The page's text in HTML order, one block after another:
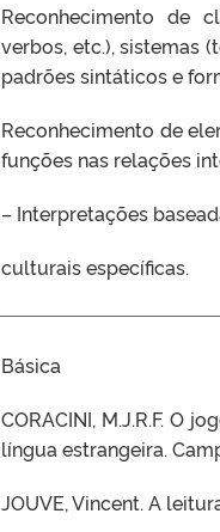
Reconhecimento de
verbos, etc.), sistemas
padrões sintáticos e
Reconhecimento de
funções nas relações
– Interpretações
culturais específicas.
Básica
CORACINI, M.J.R.F. O
língua estrangeira.
JOUVE, Vincent. A